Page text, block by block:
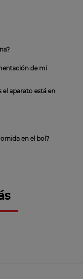
de mi
aparato está en
en el bol?